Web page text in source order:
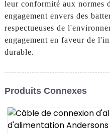
leur conformité aux normes
engagement envers des
respectueuses de
engagement en faveur de
durable.
Produits Connexes